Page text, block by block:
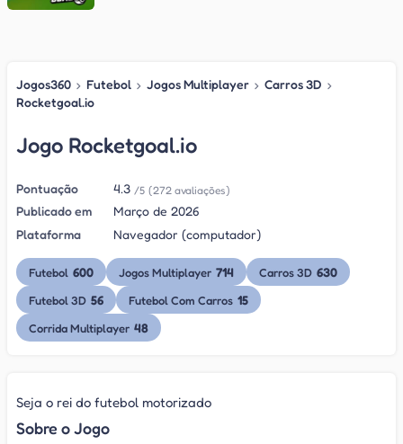
Jogos360 › Futebol › Jogos Multiplayer › Carros 3D ›
Rocketgoal.io
Jogo Rocketgoal.io
Pontuação 4.3 /5 (272 avaliações)
Publicado em
Março de 2026
Plataforma
Navegador (computador)
Futebol 600 Jogos Multiplayer 714 Carros 3D 630
Futebol 3D 56 Futebol Com Carros 15
Corrida Multiplayer 48
Seja o rei do futebol motorizado
Sobre o Jogo